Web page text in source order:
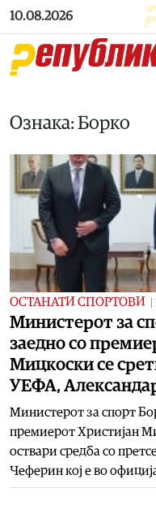
Skip to main content
10.08.2026
Ознака: Борко
ОСТАНАТИ СПОРТОВИ
Министерот за
заедно со
Мицкоски се
УЕФА,
Министерот за спорт
премиерот Христијан
оствари средба со
Чеферин кој е во